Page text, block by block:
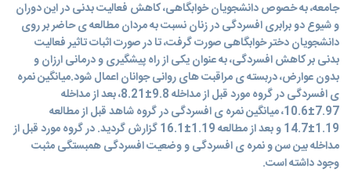
جامعه، به خصوص دانشجویان خوابگاهی، کاهش فعالیت بدنی در این دوران
و شیوع دو برابری افسردگی در زنان نسبت به مردان مطالعه ی حاضر بر روی
دانشجویان دختر خوابگاهی صورت گرفت، تا در صورت اثبات تاثیر فعالیت
بدنی بر کاهش افسردگی، به عنوان یکی از راه پیشگیری و درمانی ارزان و
بدون عوارض، دربسته ی مراقبت های روانی جوانان اعمال شود.میانگین نمره
ی افسردگی در گروه مورد قبل از مداخله 9.8±8.21، بعد از مداخله
7.97±10.6، میانگین نمره ی افسردگی در گروه شاهد قبل از مطالعه
1.19±14.7 و بعد از مطالعه 1.19±16.1 گزارش گردید. در گروه مورد قبل از
مداخله بین سن و نمره ی افسردگی و وضعیت افسردگی همبستگی مثبت
وجود داشته است.